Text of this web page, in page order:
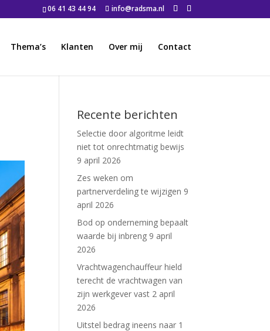
06 41 43 44 94 info@radsma.nl
Thema’s Klanten Over mij Contact
Recente berichten
Selectie door algoritme leidt
niet tot onrechtmatig bewijs
9 april 2026
Zes weken om
partnerverdeling te wijzigen 9
april 2026
Bod op onderneming bepaalt
waarde bij inbreng 9 april
2026
Vrachtwagenchauffeur hield
terecht de vrachtwagen van
zijn werkgever vast 2 april
2026
Uitstel bedrag ineens naar 1